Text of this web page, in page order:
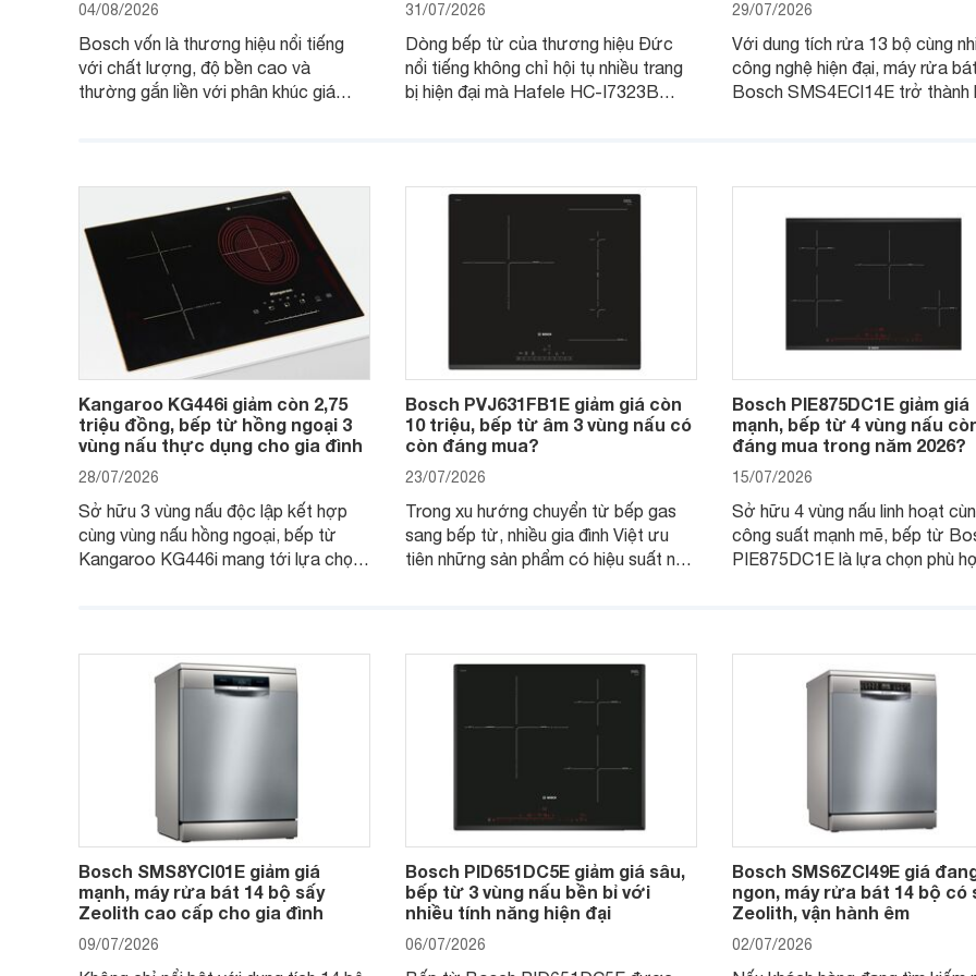
04/08/2026
Bosch vốn là thương hiệu nổi tiếng
với chất lượng, độ bền cao và
thường gắn liền với phân khúc giá
đơn vị phân phối với mức giá khá dễ
tiếp cận, thu hút sự quan tâm của
nhiều người tiêu dùng.
31/07/2026
Dòng bếp từ của thương hiệu Đức
nổi tiếng không chỉ hội tụ nhiều trang
bị hiện đại mà Hafele HC-I7323B
gia đình.
29/07/2026
Với dung tích rửa 13 bộ cùng
công nghệ hiện đại, máy rửa bát
Bosch SMS4ECI14E trở thành
Kangaroo KG446i giảm còn 2,75
triệu đồng, bếp từ hồng ngoại 3
vùng nấu thực dụng cho gia đình
28/07/2026
Sở hữu 3 vùng nấu độc lập kết hợp
cùng vùng nấu hồng ngoại, bếp từ
Kangaroo KG446i mang tới lựa chọn
nhiều cửa hàng, đại lý.
Bosch PVJ631FB1E giảm giá còn
10 triệu, bếp từ âm 3 vùng nấu có
còn đáng mua?
23/07/2026
Trong xu hướng chuyển từ bếp gas
sang bếp từ, nhiều gia đình Việt ưu
tiên những sản phẩm có hiệu suất nấu
mẫu bếp đáp ứng tốt các tiêu chí này.
Bosch PIE875DC1E giảm giá
mạnh, bếp từ 4 vùng nấu
đáng mua trong năm 2026?
15/07/2026
Sở hữu 4 vùng nấu linh hoạt
công suất mạnh mẽ, bếp từ
PIE875DC1E là lựa chọn phù
Bosch SMS8YCI01E giảm giá
mạnh, máy rửa bát 14 bộ sấy
Zeolith cao cấp cho gia đình
09/07/2026
Bosch PID651DC5E giảm giá sâu,
bếp từ 3 vùng nấu bền bỉ với
nhiều tính năng hiện đại
06/07/2026
Bosch SMS6ZCI49E giá
ngon, máy rửa bát 14 bộ có
Zeolith, vận hành êm
02/07/2026